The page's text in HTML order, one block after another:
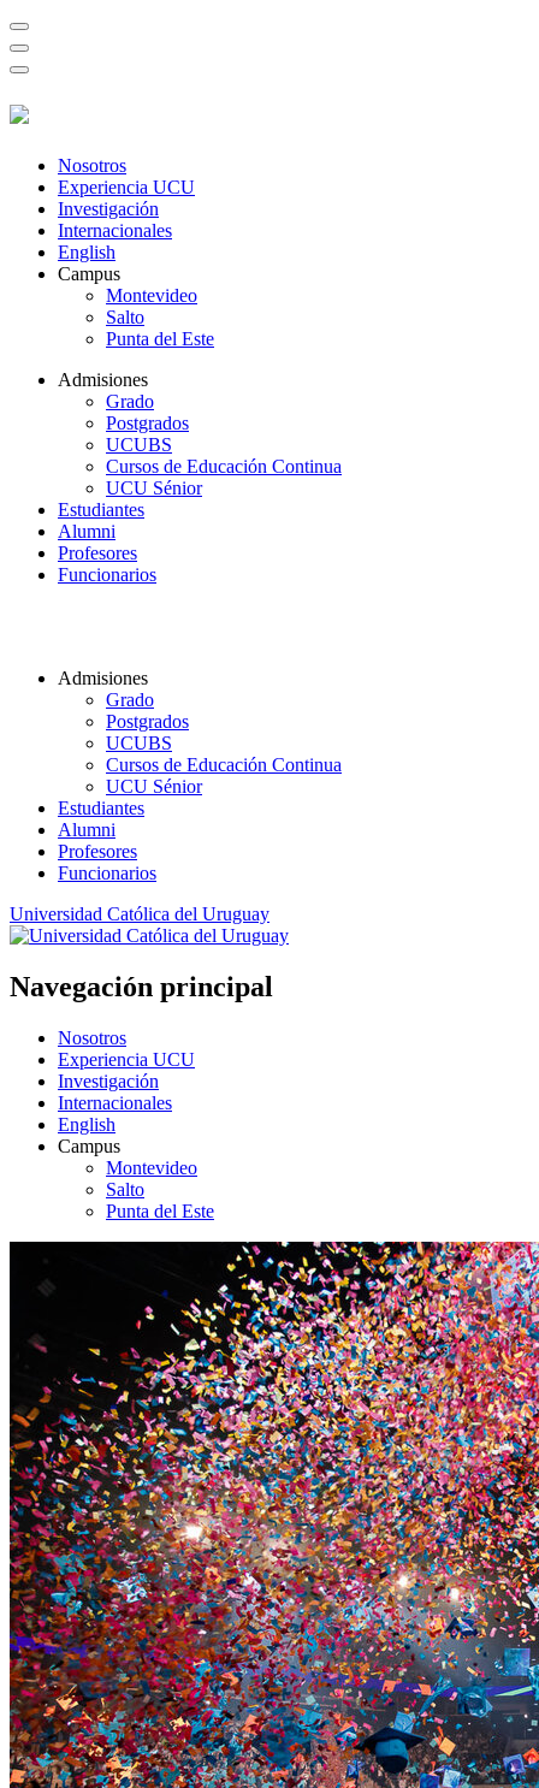
Nosotros
Experiencia UCU
Investigación
Internacionales
English
Campus
Montevideo
Salto
Punta del Este
Admisiones
Grado
Postgrados
UCUBS
Cursos de Educación Continua
UCU Sénior
Estudiantes
Alumni
Profesores
Funcionarios
Admisiones
Grado
Postgrados
UCUBS
Cursos de Educación Continua
UCU Sénior
Estudiantes
Alumni
Profesores
Funcionarios
Universidad Católica del Uruguay
Navegación principal
Nosotros
Experiencia UCU
Investigación
Internacionales
English
Campus
Montevideo
Salto
Punta del Este